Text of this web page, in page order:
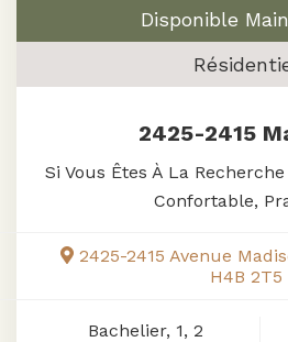
2425-2415
2425-2415 Avenue
H4B 2T5
Si Vous Êtes À La
Confortable,
Bachelier, 1, 2
Disponible